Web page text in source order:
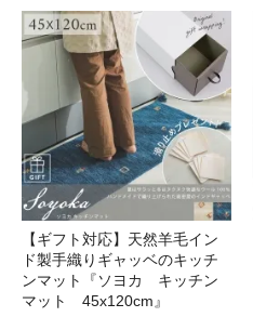
【ギフト対応】天然羊毛イン
ド製手織りギャッベのキッチ
ンマット『ソヨカ キッチン
マット 45x120cm』